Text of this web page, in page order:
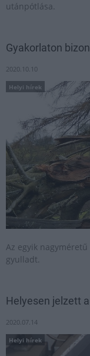
utánpótlása.
Gyakorlaton
2020.10.10
Helyi hírek
Az egyik
gyulladt.
Helyesen jelzett
2020.07.14
Helyi hírek